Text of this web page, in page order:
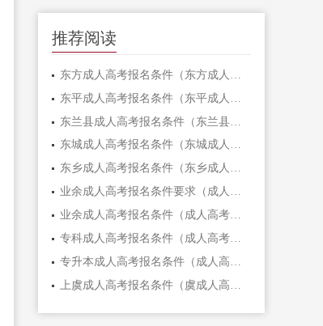
推荐阅读
东兰县成人高考报名条件（东兰县成人高考报名条件解析）
东城成人高考报名条件（东城成人高考报名条件详解）
东乡成人高考报名条件（东乡成人高考报名条件解析）
业余成人高考报名条件要求（成人高考报名条件要求：了解中心，轻松迈向梦想！）
业余成人高考报名条件（成人高考报名条件详解：业余学习者须满足的要求一览）
专科成人高考报名条件（成人高考报名条件详解！）
专升本成人高考报名条件（成人高考报名条件详解）